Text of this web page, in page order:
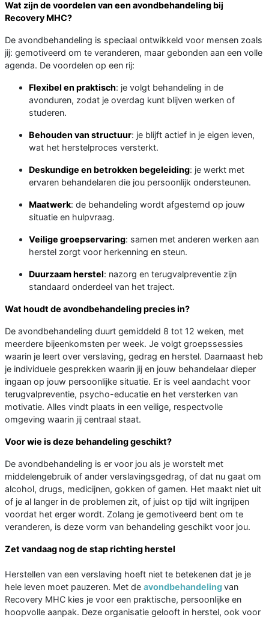
Wat zijn de voordelen van een avondbehandeling bij
Recovery MHC?
De avondbehandeling is speciaal ontwikkeld voor mensen zoals
jij: gemotiveerd om te veranderen, maar gebonden aan een volle
agenda. De voordelen op een rij:
Flexibel en praktisch: je volgt behandeling in de
avonduren, zodat je overdag kunt blijven werken of
studeren.
Behouden van structuur: je blijft actief in je eigen leven,
wat het herstelproces versterkt.
Deskundige en betrokken begeleiding: je werkt met
ervaren behandelaren die jou persoonlijk ondersteunen.
Maatwerk: de behandeling wordt afgestemd op jouw
situatie en hulpvraag.
Veilige groepservaring: samen met anderen werken aan
herstel zorgt voor herkenning en steun.
Duurzaam herstel: nazorg en terugvalpreventie zijn
standaard onderdeel van het traject.
Wat houdt de avondbehandeling precies in?
De avondbehandeling duurt gemiddeld 8 tot 12 weken, met
meerdere bijeenkomsten per week. Je volgt groepssessies
waarin je leert over verslaving, gedrag en herstel. Daarnaast heb
je individuele gesprekken waarin jij en jouw behandelaar dieper
ingaan op jouw persoonlijke situatie. Er is veel aandacht voor
terugvalpreventie, psycho-educatie en het versterken van
motivatie. Alles vindt plaats in een veilige, respectvolle
omgeving waarin jij centraal staat.
Voor wie is deze behandeling geschikt?
De avondbehandeling is er voor jou als je worstelt met
middelengebruik of ander verslavingsgedrag, of dat nu gaat om
alcohol, drugs, medicijnen, gokken of gamen. Het maakt niet uit
of je al langer in de problemen zit, of juist op tijd wilt ingrijpen
voordat het erger wordt. Zolang je gemotiveerd bent om te
veranderen, is deze vorm van behandeling geschikt voor jou.
Zet vandaag nog de stap richting herstel
Herstellen van een verslaving hoeft niet te betekenen dat je je
hele leven moet pauzeren. Met de avondbehandelingvan
Recovery MHC kies je voor een praktische, persoonlijke en
hoopvolle aanpak. Deze organisatie gelooft in herstel, ook voor